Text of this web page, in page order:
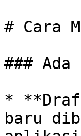
# Cara
###
*
baru